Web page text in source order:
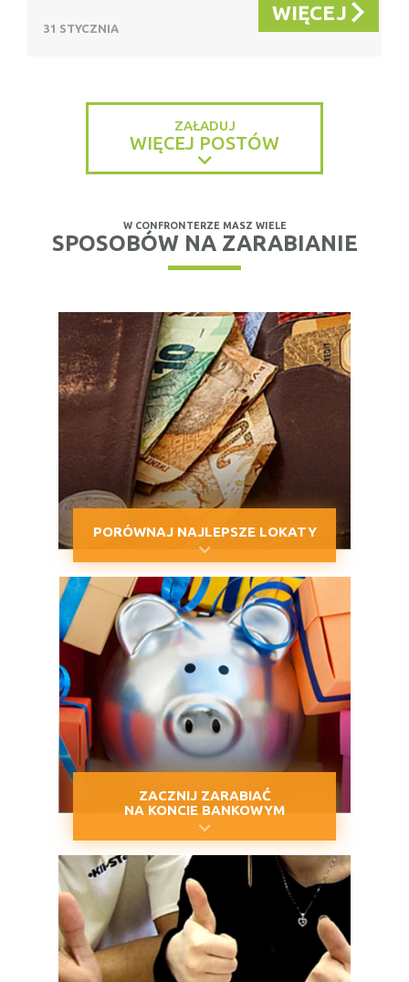
31 STYCZNIA
WIĘCEJ
ZAŁADUJ
WIĘCEJ POSTÓW
W CONFRONTERZE MASZ WIELE
SPOSOBÓW NA ZARABIANIE
PORÓWNAJ NAJLEPSZE LOKATY
ZACZNIJ ZARABIAĆ
NA KONCIE BANKOWYM